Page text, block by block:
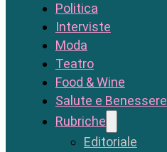
Politica
Interviste
Moda
Teatro
Food & Wine
Salute e Benessere
Rubriche
Editoriale